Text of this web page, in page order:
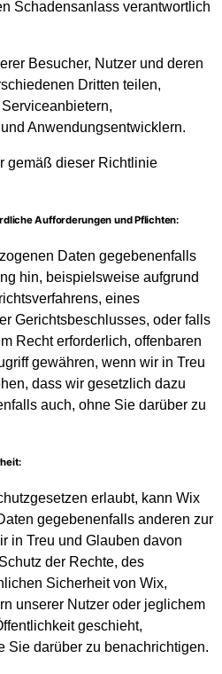
Schadensanlass verantwortlich
Besucher, Nutzer und deren
Dritten teilen,
Anwendungsentwicklern.
gemäß dieser Richtlinie
Aufforderungen und Pflichten:
Daten gegebenenfalls
hin, beispielsweise aufgrund
eines
Gerichtsbeschlusses, oder falls
Recht erforderlich, offenbaren
gewähren, wenn wir in Treu
dass wir gesetzlich dazu
auch, ohne Sie darüber zu
erlaubt, kann Wix
gegebenenfalls anderen zur
in Treu und Glauben davon
der Rechte, des
Sicherheit von Wix,
unserer Nutzer oder jeglichem
geschieht,
Sie darüber zu benachrichtigen.